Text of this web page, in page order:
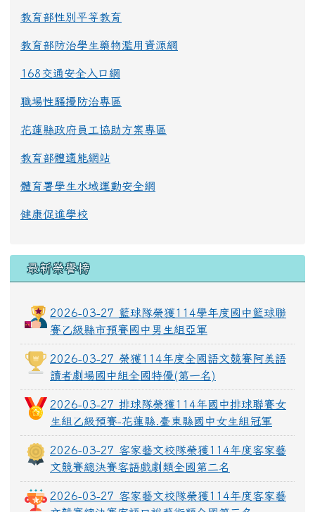
教育部性別平等教育
教育部防治學生藥物濫用資源網
168交通安全入口網
職場性騷擾防治專區
花蓮縣政府員工協助方案專區
教育部體適能網站
體育署學生水域運動安全網
健康促進學校
最新榮譽榜
2026-03-27 籃球隊榮獲114學年度國中籃球聯
賽乙級縣市預賽國中男生組亞軍
2026-03-27 榮獲114年度全國語文競賽阿美語
讀者劇場國中組全國特優(第一名)
2026-03-27 排球隊榮獲114年國中排球聯賽女
生組乙級預賽-花蓮縣.臺東縣國中女生組冠軍
2026-03-27 客家藝文校隊榮獲114年度客家藝
文競賽總決賽客語戲劇類全國第二名
2026-03-27 客家藝文校隊榮獲114年度客家藝